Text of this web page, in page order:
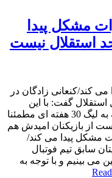
مشکل پیدا
استقلال نیست
کند/کنعانی زادگان در
استقلال گفت: با این
نفراتی که ما در زمین می بینیم و با توجه به لیگ 30 هفته ای مطمئنا
از بازیکنان امیدش هم
مشکل پیدا می کند/
سابق تیم فوتبال
می بینیم و با توجه به